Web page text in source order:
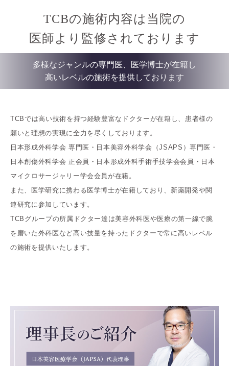
TCBの施術内容は当院の
医師より監修されております
多様なジャンルの専門医、医学博士が在籍し
高いレベルの施術を提供しております
TCBでは高い技術を持つ経験豊富なドクターが在籍し、患者様の
願いと理想の実現に全力を尽くしております。
日本形成外科学会 専門医・日本美容外科学会（JSAPS）専門医・
日本創傷外科学会 正会員・日本形成外科手術手技学会会員・日本
マイクロサージャリー学会会員が在籍。
また、医学研究に携わる医学博士が在籍しており、新薬開発や関
連研究に参加しています。
TCBグループの所属ドクター達は美容外科医や医療の第一線で腕
を磨いた外科医など高い技量を持ったドクターで常に高いレベル
の施術を提供いたします。